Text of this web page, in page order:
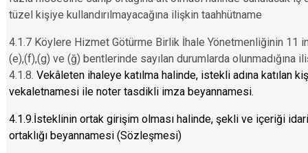
tüzel kişiye kullandırılmayacağına ilişkin taahhütname
4.1.7 Köylere Hizmet Götürme Birlik İhale Yönetmenliğinin 11
(e),(f),(g) ve (ğ) bentlerinde sayılan durumlarda olunmadığına
4.1.8. Vekâleten ihaleye katılma halinde, istekli adına katılan
vekaletnamesi ile noter tasdikli imza beyannamesi.
4.1.9.İsteklinin ortak girişim olması halinde, şekli ve içeriği
ortaklığı beyannamesi (Sözleşmesi)